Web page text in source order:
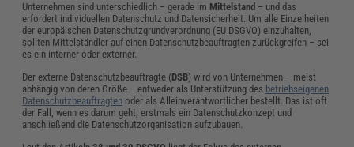
Unternehmen sind unterschiedlich – gerade im Mittelstand – und das
erfordert individuellen Datenschutz und Datensicherheit. Um alle Einzelheiten
der europäischen Datenschutzgrundverordnung (EU DSGVO) einzuhalten,
sollten Mittelständler auf einen Datenschutzbeauftragten zurückgreifen – sei
es ein interner oder externer.
Der externe Datenschutzbeauftragte (DSB) wird von Unternehmen – meist
abhängig von deren Größe – entweder als Unterstützung des betriebseigenen
Datenschutzbeauftragten oder als Alleinverantwortlicher bestellt. Das ist oft
der Fall, wenn es darum geht, erstmals ein Datenschutzkonzept und
anschließend die Datenschutzorganisation aufzubauen.